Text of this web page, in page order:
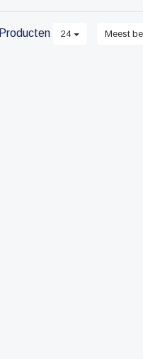
Producten 24 Meest